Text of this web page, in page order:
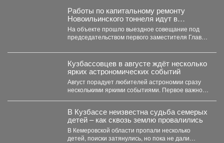
Работы по капитальному ремонту
Новоильинского тоннеля идут в
соответствии с графиком
На объекте прошло выездное совещание под
председательством первого заместителя Главы
Кузбассовцев в августе ждёт несколько
ярких астрономических событий
Август порадует любителей астрономии сразу
несколькими яркими событиями. Первое важное
В Кузбассе неизвестна судьба семерых
детей – как сквозь землю провалились
В Кемеровской области пропали несколько
детей, поиски затянулись, но пока не дали